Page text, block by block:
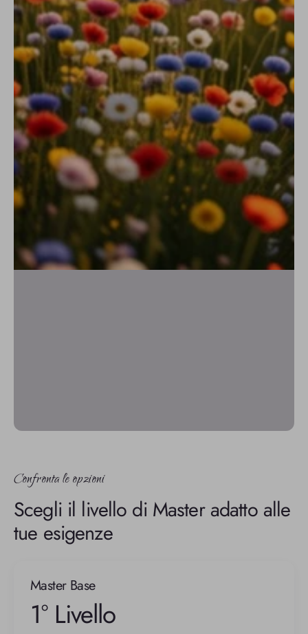
Confronta le opzioni
Scegli il livello di Master adatto alle
tue esigenze
Master Base
1° Livello